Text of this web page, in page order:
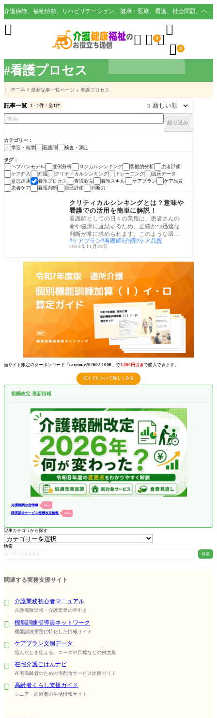
#看護プロセス
介護保険、福祉情勢、リハビリテーション、健康・医療、看護、社会問題、ヘルスケア業界など様々な切り口から役立つ情報を配信。
  0

 0

 ホーム 最新記事一覧ページ 看護プロセス
記事一覧 1 - 1件 / 全1件 
絞り込み
カテゴリー
学習・就学
看護師 検査・測定
タグ
ヘブバンモデル
症例分析 ロジカルシンキング 客観的分析
患者評価
ケア介入
介護 クリティカルシンキング トレーニング
臨床データ
意思疎通
看護プロセス 看護教育 看護スキル ケアプラン
ケア品質
患者ケア
看護判断 自己評価 判断力
検査・測定
クリティカルシンキングとは？意味や
看護での活用を簡単に解説！
看護師としての日々の業務は、患者さんの
命や健康に直結するため、正確かつ迅速な
判断が常に求められます。このような環境
で、ク
ケアプラン 看護師 介護 ケア品質
2023年11月20日
当サイト限定のクーポンコード「 carenote202602-1000 」で1,000円引きで購入できます。
ガイドについて詳しくみる
報酬改定 最新情報
介護報酬改定情報 New!
障害福祉サービス報酬改定情報 New!
記事カテゴリから探す
検索
検索
関連する実務支援サイト
介護業務初心者マニュアル
介護保険請求・介護業務の手引き
機能訓練指導員ネットワーク
機能訓練実務に特化した情報サイト
ケアプラン文例データ
悩んだとき使える、ニーズや目標などの例文集
在宅介護ごはんナビ
在宅高齢者のための宅配食サービス比較ガイド
高齢者くらし支援ガイド
シニア・高齢者の生活情報サイト